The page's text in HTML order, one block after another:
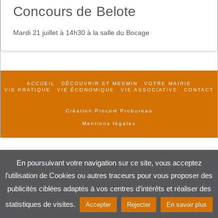
Concours de Belote
Mardi 21 juillet à 14h30 à la salle du Bocage
ACCUEIL DÉCOUVRIR ST MESMIN
VOTRE MAIRIE
VIE PRATIQUE
VIE ÉCONOMIQUE VIE ASSOCIATIVE CONTACT
Création Procom Probureau
Mentions légales
En poursuivant votre navigation sur ce site, vous acceptez
l’utilisation de Cookies ou autres traceurs pour vous proposer des
publicités ciblées adaptés à vos centres d’intérêts et réaliser des
statistiques de visites.
Accepter Rejecter En savoir plus